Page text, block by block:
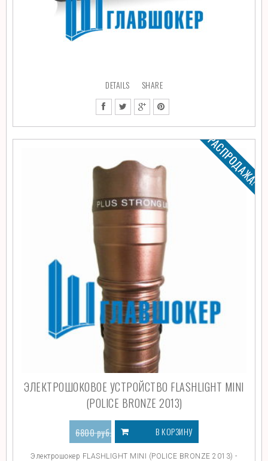
DETAILS SHARE
РАСПРОДАЖА!
ЭЛЕКТРОШОКОВОЕ УСТРОЙСТВО FLASHLIGHT MINI
(POLICE BRONZE 2013)
6800руб.
4099руб.
В КОРЗИНУ
Электрошокер FLASHLIGHT MINI (POLICE BRONZE 2013) -